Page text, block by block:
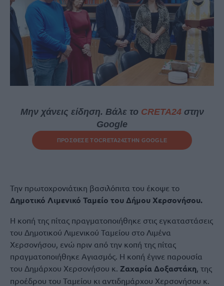
Μην χάνεις είδηση. Βάλε το CRETA24στην
Google
ΠΡΟΣΘΕΣΕ ΤΟCRETA24ΣΤΗΝ GOOGLE
Την πρωτοχρονιάτικη βασιλόπιτα του έκοψε το
Δημοτικό Λιμενικό Ταμείο του Δήμου Χερσονήσου.
Η κοπή της πίτας πραγματοποιήθηκε στις εγκαταστάσεις
του Δημοτικού Λιμενικού Ταμείου στο Λιμένα
Χερσονήσου, ενώ πριν από την κοπή της πίτας
πραγματοποιήθηκε Αγιασμός. Η κοπή έγινε παρουσία
του Δημάρχου Χερσονήσου κ. Ζαχαρία Δοξαστάκη, της
προέδρου του Ταμείου κι αντιδημάρχου Χερσονήσου κ.